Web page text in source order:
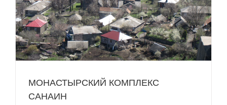
МОНАСТЫРСКИЙ КОМПЛЕКС
САНАИН